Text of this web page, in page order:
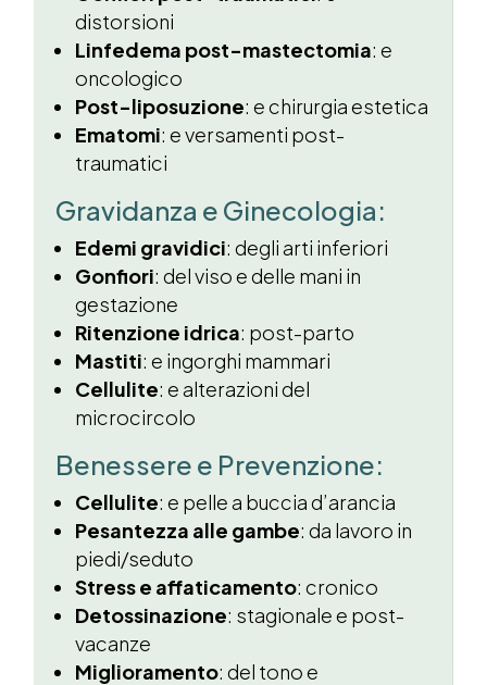
distorsioni
Linfedema post-mastectomia: e
oncologico
Post-liposuzione: e chirurgia estetica
Ematomi: e versamenti post-
traumatici
Gravidanza e Ginecologia:
Edemi gravidici: degli arti inferiori
Gonfiori: del viso e delle mani in
gestazione
Ritenzione idrica: post-parto
Mastiti: e ingorghi mammari
Cellulite: e alterazioni del
microcircolo
Benessere e Prevenzione:
Cellulite: e pelle a buccia d’arancia
Pesantezza alle gambe: da lavoro in
piedi/seduto
Stress e affaticamento: cronico
Detossinazione: stagionale e post-
vacanze
Miglioramento: del tono e